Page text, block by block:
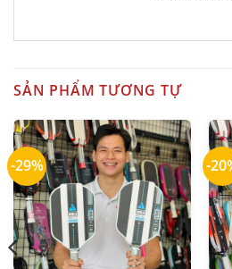
SẢN PHẨM TƯƠNG TỰ
-29% -